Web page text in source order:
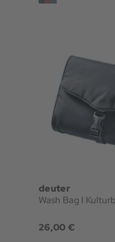
deuter
Wash Bag I
26,00 €